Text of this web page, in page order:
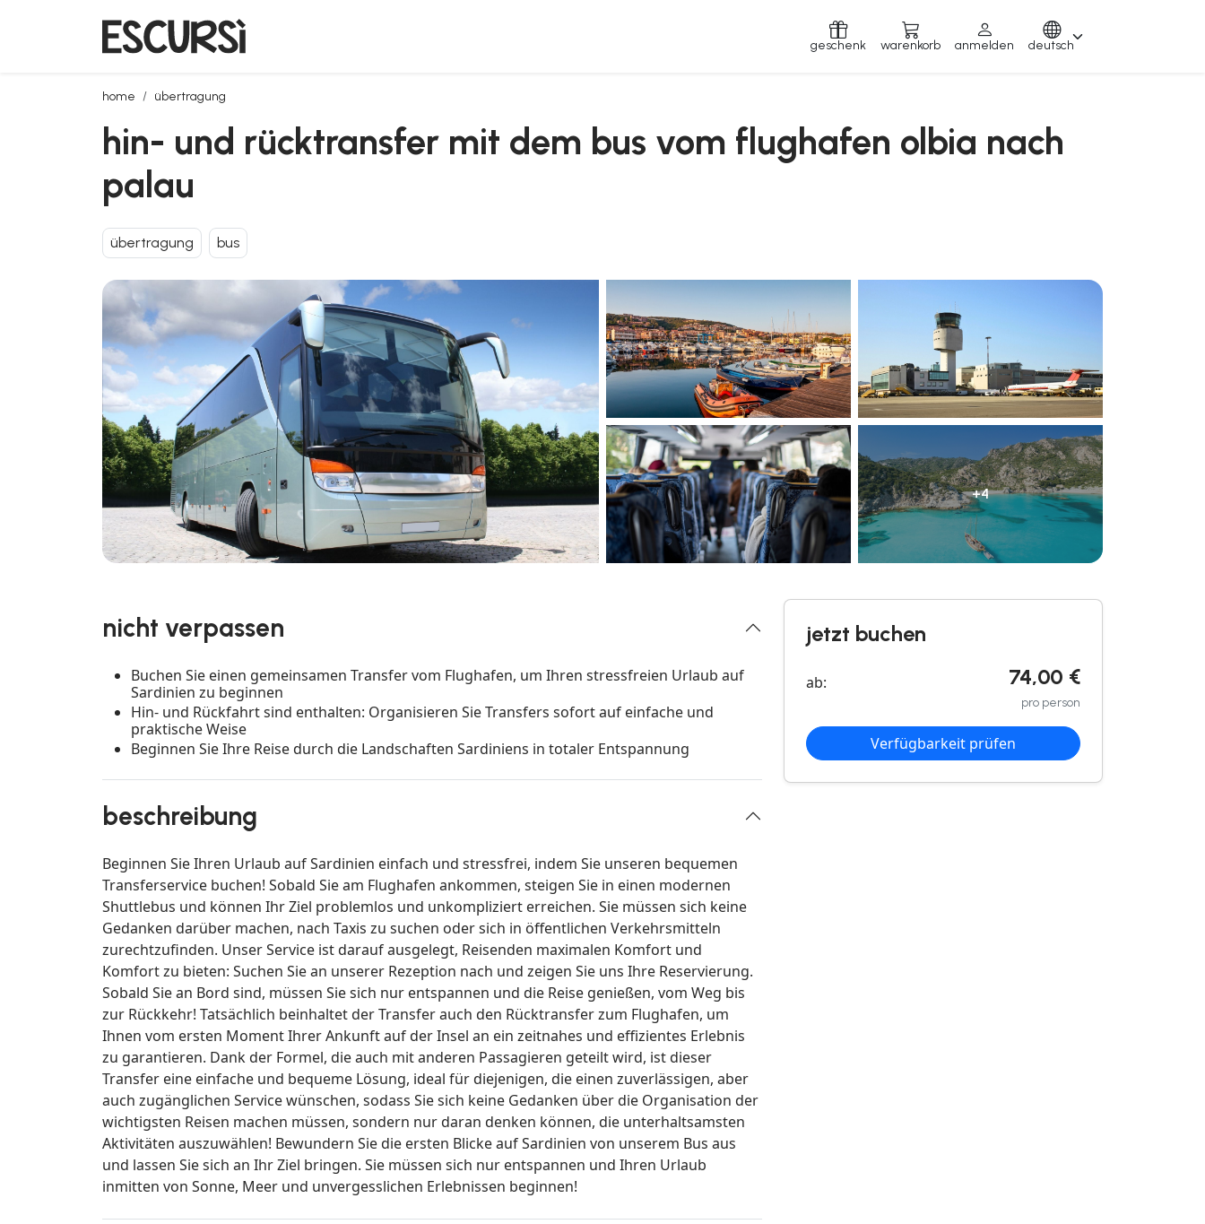
geschenk warenkorb anmelden deutsch
home übertragung
hin- und rücktransfer mit dem bus vom flughafen olbia nach palau
hin- und rücktransfer mit dem bus vom flughafen olbia nach
palau
übertragung bus
+4
nicht verpassen
Buchen Sie einen gemeinsamen Transfer vom Flughafen, um Ihren stressfreien Urlaub auf
Sardinien zu beginnen
Hin- und Rückfahrt sind enthalten: Organisieren Sie Transfers sofort auf einfache und
praktische Weise
Beginnen Sie Ihre Reise durch die Landschaften Sardiniens in totaler Entspannung
beschreibung
Beginnen Sie Ihren Urlaub auf Sardinien einfach und stressfrei, indem Sie unseren bequemen
Transferservice buchen! Sobald Sie am Flughafen ankommen, steigen Sie in einen modernen
Shuttlebus und können Ihr Ziel problemlos und unkompliziert erreichen. Sie müssen sich keine
Gedanken darüber machen, nach Taxis zu suchen oder sich in öffentlichen Verkehrsmitteln
zurechtzufinden. Unser Service ist darauf ausgelegt, Reisenden maximalen Komfort und
Komfort zu bieten: Suchen Sie an unserer Rezeption nach und zeigen Sie uns Ihre Reservierung.
Sobald Sie an Bord sind, müssen Sie sich nur entspannen und die Reise genießen, vom Weg bis
zur Rückkehr! Tatsächlich beinhaltet der Transfer auch den Rücktransfer zum Flughafen, um
Ihnen vom ersten Moment Ihrer Ankunft auf der Insel an ein zeitnahes und effizientes Erlebnis
zu garantieren. Dank der Formel, die auch mit anderen Passagieren geteilt wird, ist dieser
Transfer eine einfache und bequeme Lösung, ideal für diejenigen, die einen zuverlässigen, aber
auch zugänglichen Service wünschen, sodass Sie sich keine Gedanken über die Organisation der
wichtigsten Reisen machen müssen, sondern nur daran denken können, die unterhaltsamsten
Aktivitäten auszuwählen! Bewundern Sie die ersten Blicke auf Sardinien von unserem Bus aus
und lassen Sie sich an Ihr Ziel bringen. Sie müssen sich nur entspannen und Ihren Urlaub
inmitten von Sonne, Meer und unvergesslichen Erlebnissen beginnen!
jetzt buchen
ab: 74,00 €
pro person
Verfügbarkeit prüfen